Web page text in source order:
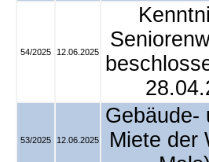
54/2025 12.06.2025
53/2025 12.06.2025
Gebäude-
Miete der